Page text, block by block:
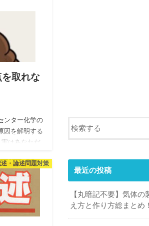
取れな
ンター化学の
因を解明する
はあなただ
述・論述問題対策
最近の投稿
【丸暗記不要】気体
え方と作り方総まとめ